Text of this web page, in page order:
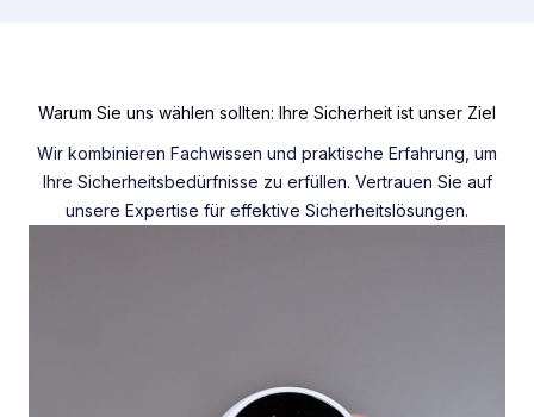
Warum Sie uns wählen sollten: Ihre Sicherheit ist unser Ziel
Wir kombinieren Fachwissen und praktische Erfahrung, um
Ihre Sicherheitsbedürfnisse zu erfüllen. Vertrauen Sie auf
unsere Expertise für effektive Sicherheitslösungen.